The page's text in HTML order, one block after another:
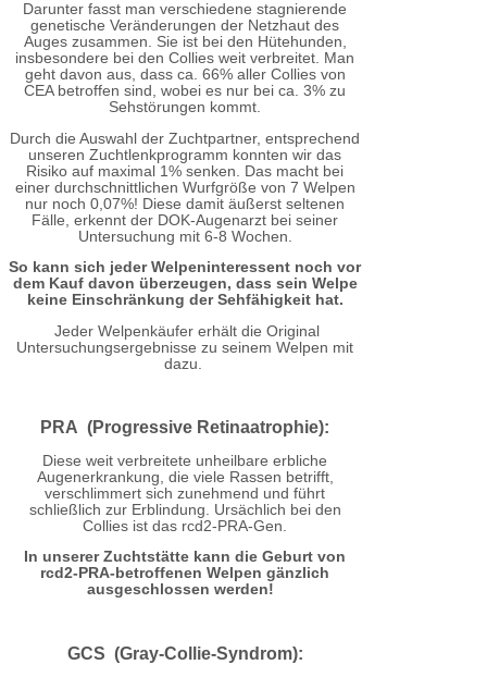
Darunter fasst man verschiedene stagnierende
genetische Veränderungen der Netzhaut des
Auges zusammen. Sie ist bei den Hütehunden,
insbesondere bei den Collies weit verbreitet. Man
geht davon aus, dass ca. 66% aller Collies von
CEA betroffen sind, wobei es nur bei ca. 3% zu
Sehstörungen kommt.
Durch die Auswahl der Zuchtpartner, entsprechend
unseren Zuchtlenkprogramm konnten wir das
Risiko auf maximal 1% senken. Das macht bei
einer durchschnittlichen Wurfgröße von 7 Welpen
nur noch 0,07%! Diese damit äußerst seltenen
Fälle, erkennt der DOK-Augenarzt bei seiner
Untersuchung mit 6-8 Wochen.
So kann sich jeder Welpeninteressent noch vor
dem Kauf davon überzeugen, dass sein Welpe
keine Einschränkung der Sehfähigkeit hat.
Jeder Welpenkäufer erhält die Original
Untersuchungsergebnisse zu seinem Welpen mit
dazu.
PRA (Progressive Retinaatrophie):
Diese weit verbreitete unheilbare erbliche
Augenerkrankung, die viele Rassen betrifft,
verschlimmert sich zunehmend und führt
schließlich zur Erblindung. Ursächlich bei den
Collies ist das rcd2-PRA-Gen.
In unserer Zuchtstätte kann die Geburt von
rcd2-PRA-betroffenen Welpen gänzlich
ausgeschlossen werden!
GCS (Gray-Collie-Syndrom):